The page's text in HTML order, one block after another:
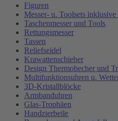
Figuren
Messer- u. Toolsets
Taschenmesser und Tools
Rettungsmesser
Tassen
Reliefseidel
Krawattenschieber
Design Thermobecher und
Multifunktionsuhren u.
3D-Kristallblöcke
Armbanduhren
Glas-Trophäen
Handzierbeile